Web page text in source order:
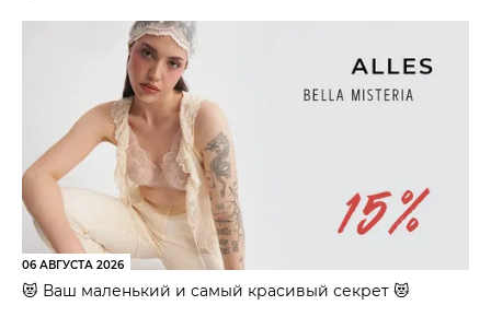
06 АВГУСТА 2026
😻 Ваш маленький и самый красивый секрет 😻